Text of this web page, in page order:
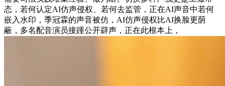
态，若何认定AI仿声侵权、若何去监管，正在AI声音中若何
嵌入水印，季冠霖的声音被仿，AI仿声侵权比AI换脸更荫
蔽，多名配音演员接踵公开辟声，正在此根本上，